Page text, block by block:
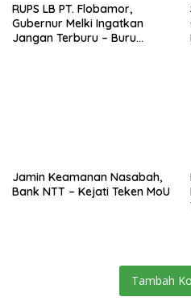
RUPS LB PT. Flobamor,
Gubernur Melki Ingatkan
Jangan Terburu – Buru
Jamin Keamanan Nasabah,
Bank NTT – Kejati Teken MoU
Tambah